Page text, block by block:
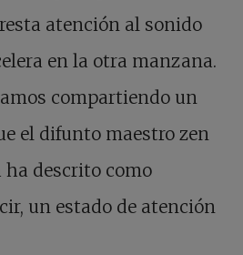
atención al sonido
en la otra manzana.
compartiendo un
el difunto maestro zen
descrito como
un estado de atención